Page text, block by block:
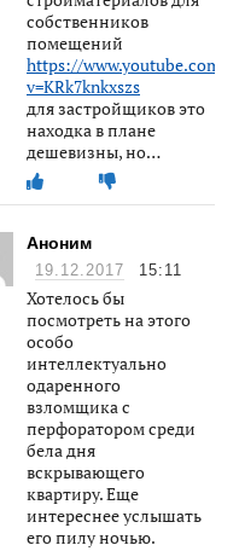
собственников
помещений
https://www.youtube.com/
v=KRk7knkxszs
для застройщиков это
находка в плане
дешевизны, но…
Аноним
19.12.2017 15:11
Хотелось бы
посмотреть на этого
особо
интеллектуально
одаренного
взломщика с
перфоратором среди
бела дня
вскрывающего
квартиру. Еще
интереснее услышать
его пилу ночью.